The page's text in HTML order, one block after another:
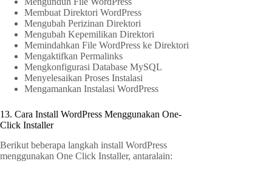
Membuat Direktori WordPress
Mengubah Perizinan Direktori
Mengubah Kepemilikan Direktori
Memindahkan File WordPress ke Direktori
Mengaktifkan Permalinks
Mengkonfigurasi Database MySQL
Menyelesaikan Proses Instalasi
Mengamankan Instalasi WordPress
13. Cara Install WordPress Menggunakan One-
Click Installer
Berikut beberapa langkah install WordPress
menggunakan One Click Installer, antaralain: